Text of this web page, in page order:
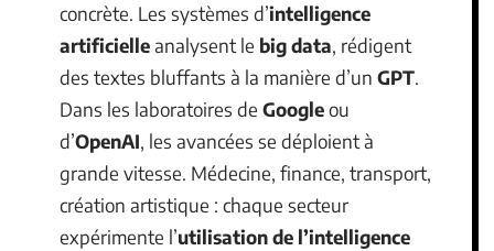
concrète. Les systèmes d’intelligence
artificielleanalysent le big data, rédigent
des textes bluffants à la manière d’un GPT.
Dans les laboratoires de Googleou
d’OpenAI, les avancées se déploient à
grande vitesse. Médecine, finance, transport,
création artistique : chaque secteur
expérimente l’utilisation de l’intelligence